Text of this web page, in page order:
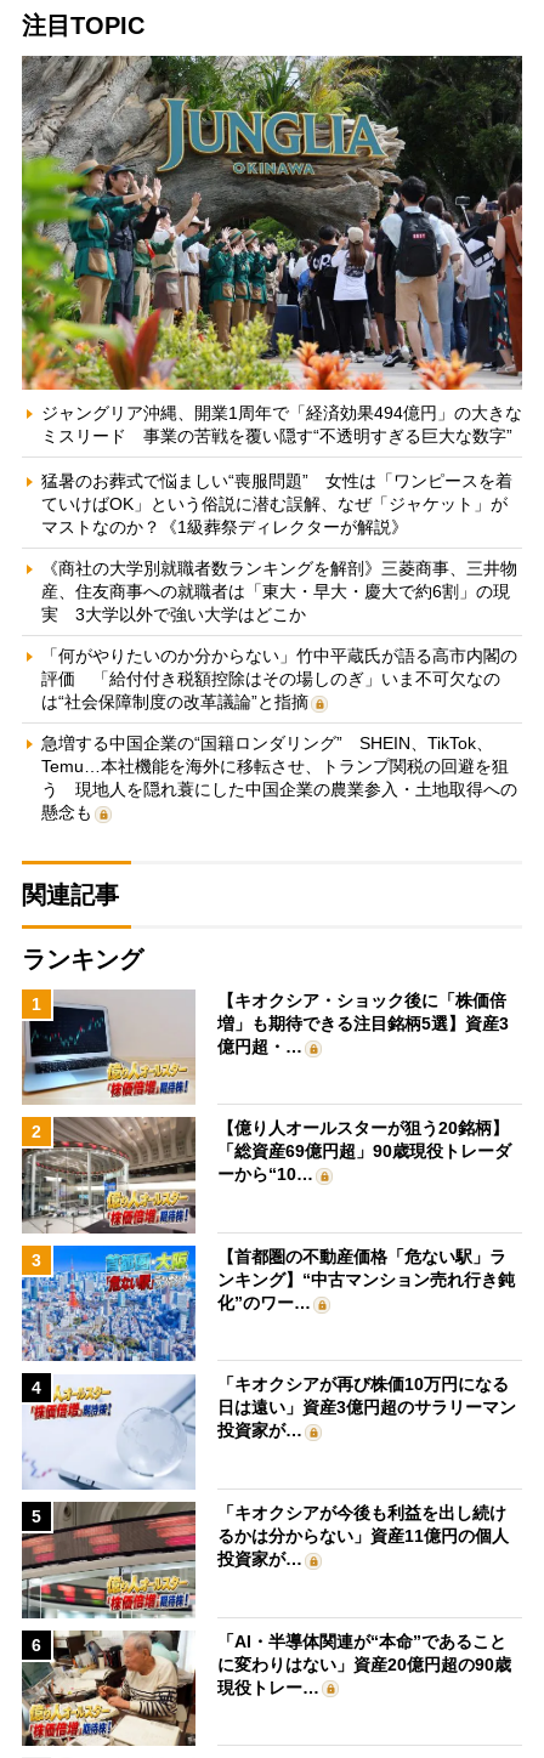
注目TOPIC
ジャングリア沖縄、開業1周年で「経済効果494億円」の大きな
ミスリード 事業の苦戦を覆い隠す“不透明すぎる巨大な数字”
猛暑のお葬式で悩ましい“喪服問題” 女性は「ワンピースを着
ていけばOK」という俗説に潜む誤解、なぜ「ジャケット」が
マストなのか？《1級葬祭ディレクターが解説》
《商社の大学別就職者数ランキングを解剖》三菱商事、三井物
産、住友商事への就職者は「東大・早大・慶大で約6割」の現
実 3大学以外で強い大学はどこか
「何がやりたいのか分からない」竹中平蔵氏が語る高市内閣の
評価 「給付付き税額控除はその場しのぎ」いま不可欠なの
は“社会保障制度の改革議論”と指摘
急増する中国企業の“国籍ロンダリング” SHEIN、TikTok、
Temu…本社機能を海外に移転させ、トランプ関税の回避を狙
う 現地人を隠れ蓑にした中国企業の農業参入・土地取得への
懸念も
関連記事
ランキング
1
【キオクシア・ショック後に「株価倍
増」も期待できる注目銘柄5選】資産3
億円超・…
2
【億り人オールスターが狙う20銘柄】
「総資産69億円超」90歳現役トレーダ
ーから“10…
3
【首都圏の不動産価格「危ない駅」ラ
ンキング】“中古マンション売れ行き鈍
化”のワー…
4
「キオクシアが再び株価10万円になる
日は遠い」資産3億円超のサラリーマン
投資家が…
5
「キオクシアが今後も利益を出し続け
るかは分からない」資産11億円の個人
投資家が…
6
「AI・半導体関連が“本命”であること
に変わりはない」資産20億円超の90歳
現役トレー…